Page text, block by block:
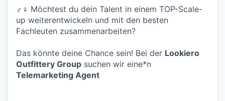
♂♀ Möchtest du dein Talent in einem TOP-Scale-
up weiterentwickeln und mit den besten
Fachleuten zusammenarbeiten?
Das könnte deine Chance sein! Bei der Lookiero
Outfittery Group suchen wir eine*n
Telemarketing Agent